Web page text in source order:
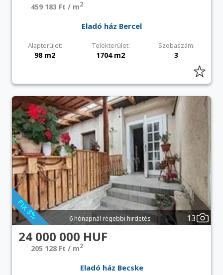
459 183 Ft / m2
Eladó ház Bercel
Alapterület: Telekterület: Szobaszám:
98 m2 1704 m2 3
6 hónapnál régebbi hirdetés 13
24 000 000 HUF
205 128 Ft / m2
Eladó ház Becske